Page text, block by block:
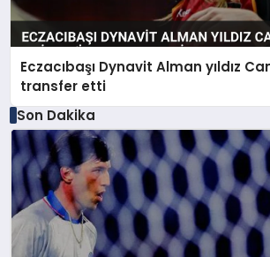
Eczacıbaşı Dynavit Alman yıldız
transfer etti
Son Dakika